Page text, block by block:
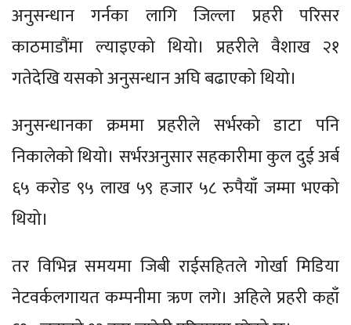
अनुसन्धान गर्नका लागि जिल्ला प्रहरी परिसर
काठमाडौंमा ल्याइएको थियो। प्रहरीले वैशाख २१
गतेदेखि यसको अनुसन्धान अघि बढाएको थियो।
अनुसन्धानका क्रममा प्रहरीले सर्भरको डाटा पनि
निकालेको थियो। सर्भरअनुसार सहकारीमा कुल दुई अर्ब
६५ करोड ९५ लाख ५९ हजार ५८ रुपैयाँ जम्मा भएको
थियो।
तर विभिन्न समयमा जिबी राईसहितले गोर्खा मिडिया
नेटवर्कलगायत कम्पनीमा ऋण लगे। अहिले प्रहरी कहाँ